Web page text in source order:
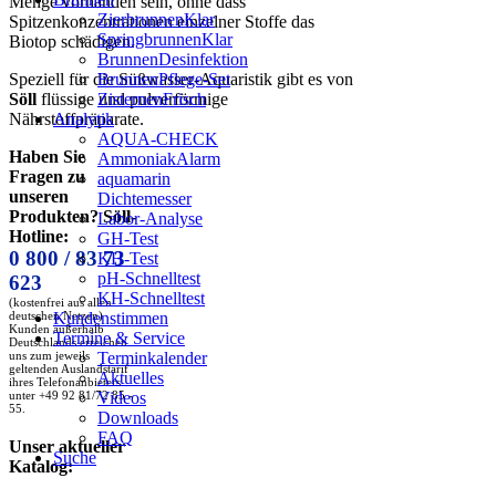
ZierbrunnenKlar
SpringbrunnenKlar
BrunnenDesinfektion
BrunnenPflege-Set
ZisternenFrisch
Analytik
AQUA-CHECK
AmmoniakAlarm
aquamarin
Dichtemesser
Labor-Analyse
GH-Test
KH-Test
pH-Schnelltest
KH-Schnelltest
Kundenstimmen
Termine & Service
Terminkalender
Aktuelles
Videos
Downloads
FAQ
Suche
Spitzenkonzentrationen einzelner Stoffe das
Biotop schädigen.
Speziell für die Süßwasser-Aquaristik gibt es von
Söll flüssige und pulverförmige
Nährstoffpräparate.
Haben Sie
Fragen zu
unseren
Produkten? Söll-
Hotline:
0 800 / 83 73
623
(kostenfrei aus allen
deutschen Netzen)
Kunden außerhalb
Deutschlands erreichen
uns zum jeweils
geltenden Auslandstarif
ihres Telefonanbieters
unter +49 92 81/72 85 -
55.
Unser aktueller
Katalog: